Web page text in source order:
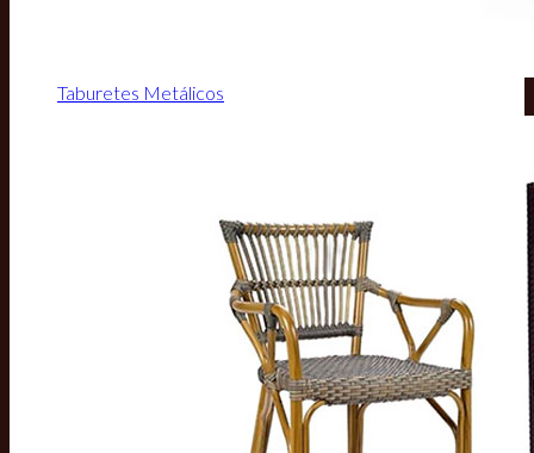
Taburetes Metálicos